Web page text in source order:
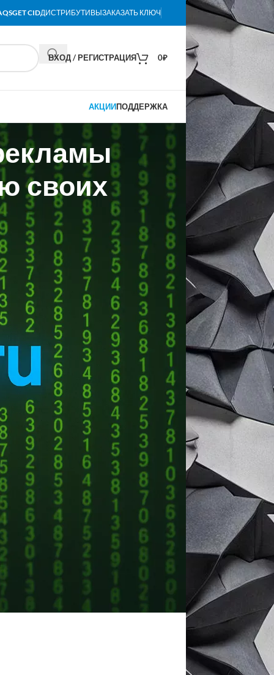
GET CIDДИСТРИБУТИВЫЗАКАЗАТЬ КЛЮЧ
ВХОД / РЕГИСТРАЦИЯ 0₽
АКЦИИПОДДЕРЖКА
своих
ARGUS, основанную на
до внедрения в одну из самых
и интересы пользователей в
стало крупнейшим в нейросетевой
а пользователям получать
системы «Яндекса» на 38%,
В условиях снижения
возрастает. Однако, рекламная
без значительного увеличения
точность подбора рекламы и
выполняет свою задачу:
взаимодействия пользователя с
пользователей. Если ранее
С ARGUS объем памяти увеличился в
данные и подбирать рекламу, не
и другие ключевые сервисы
дальнейшему развитию